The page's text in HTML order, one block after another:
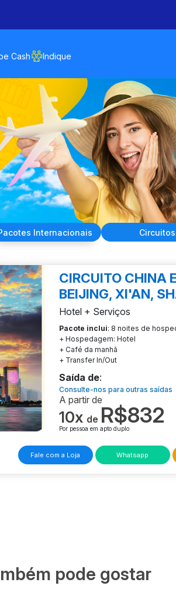
Cash Indique
Internacionais Circuitos
CIRCUITO CHINA
BEIJING, XI'AN,
Hotel + Serviços
Pacote inclui: 8 noites de
+ Hospedagem: Hotel
+ Café da manhã
+ Transfer In/Out
Saída de:
Consulte-nos para outras saídas
A partir de
10x de R$832
Por pessoa em apto duplo
Fale com a Loja
Whatsapp
pode gostar